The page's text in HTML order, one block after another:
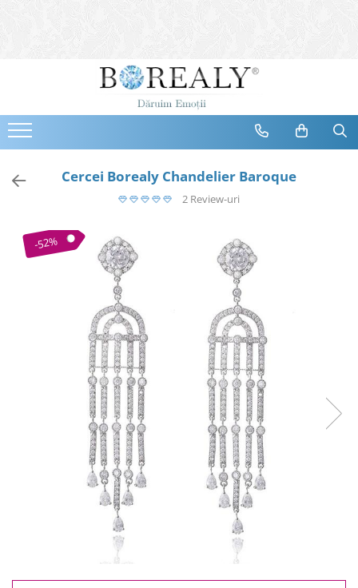
Bijuterii
Cercei
Bratari
Coliere
Tiare
Destinatari
Bijuterii Mirese
Cele mai vandute
Cele mai votate
500 Lei - 1000 Lei
Cercei Borealy Chandelier Baroque
2 Review-uri
-52%